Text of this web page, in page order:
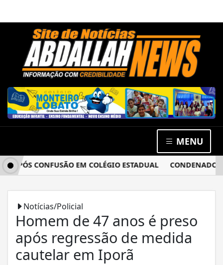
MENU
CONFUSÃO EM COLÉGIO ESTADUAL CONDENADO
Notícias/Policial
Homem de 47 anos é preso
após regressão de medida
cautelar em Iporã